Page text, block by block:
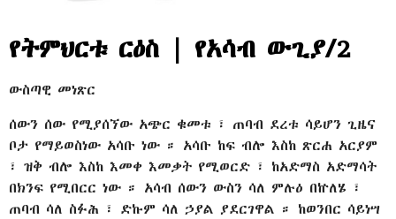
የትምህርቱ ርዕስ | የአሳብ ውጊያ/2
ውስጣዊ መነጽር
ሰውን ሰው የሚያሰኘው አጭር ቁመቱ ፣ ጠባብ ደረቱ ሳይሆን ጊዜና
ቦታ የማይወስነው አሳቡ ነው ። አሳቡ ከፍ ብሎ እስከ ጽርሐ አርያም
፣ ዝቅ ብሎ እስከ እመቀ እመቃት የሚወርድ ፣ ከአድማስ አድማሳት
በክንፍ የሚበርር ነው ። አሳብ ሰውን ውስን ሳለ ምሉዕ በኵለሄ ፣
ጠባብ ሳለ ስፉሕ ፣ ድኩም ሳለ ኃያል ያደርገዋል ። ከወንበር ሳይነሣ